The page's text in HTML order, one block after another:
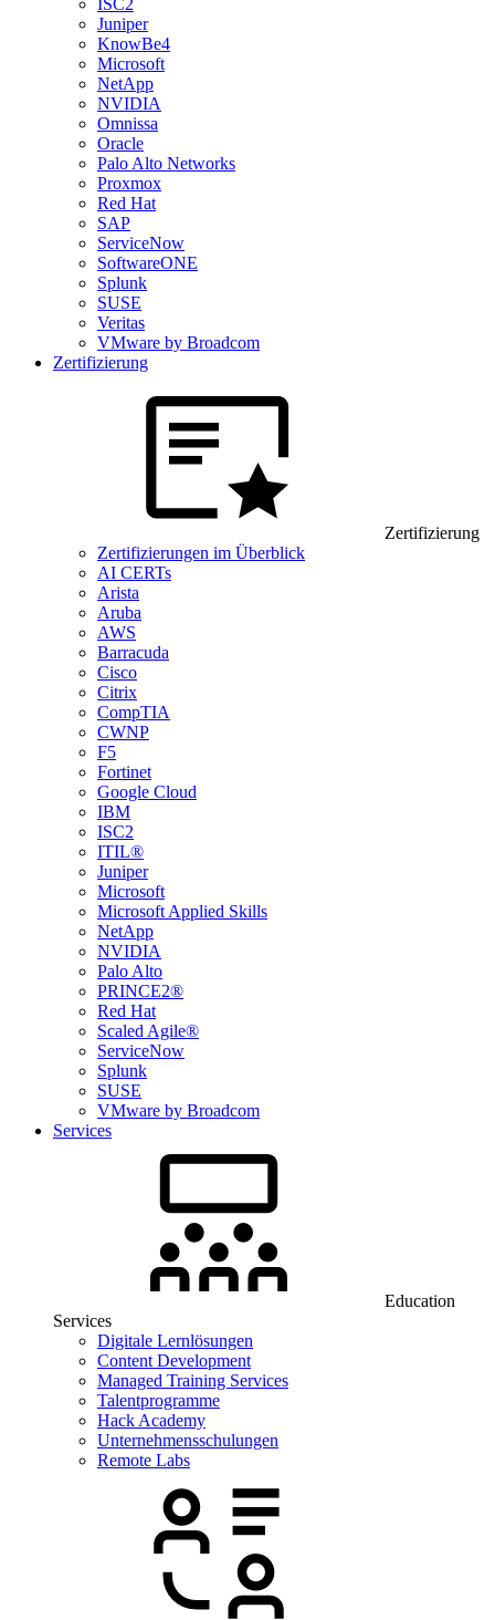
ISC2
Juniper
KnowBe4
Microsoft
NetApp
NVIDIA
Omnissa
Oracle
Palo Alto Networks
Proxmox
Red Hat
SAP
ServiceNow
SoftwareONE
Splunk
SUSE
Veritas
VMware by Broadcom
Zertifizierung
Zertifizierung
Zertifizierungen im Überblick
AI CERTs
Arista
Aruba
AWS
Barracuda
Cisco
Citrix
CompTIA
CWNP
F5
Fortinet
Google Cloud
IBM
ISC2
ITIL®
Juniper
Microsoft
Microsoft Applied Skills
NetApp
NVIDIA
Palo Alto
PRINCE2®
Red Hat
Scaled Agile®
ServiceNow
Splunk
SUSE
VMware by Broadcom
Services
Education
Services
Digitale Lernlösungen
Content Development
Managed Training Services
Talentprogramme
Hack Academy
Unternehmensschulungen
Remote Labs